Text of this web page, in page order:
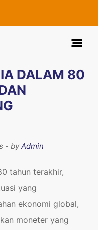
DALAM 80
- byAdmin
tahun terakhir,
yang
ekonomi global,
moneter yang